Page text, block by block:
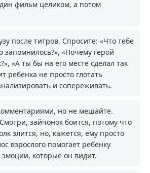
фильм целиком, а потом
после титров. Спросите: «Что тебе
запомнилось?», «Почему герой
«А ты бы на его месте сделал так
ребенка не просто глотать
и сопереживать.
но не мешайте.
зайчонок боится, потому что
злится, но, кажется, ему просто
взрослого помогает ребенку
эмоции, которые он видит.